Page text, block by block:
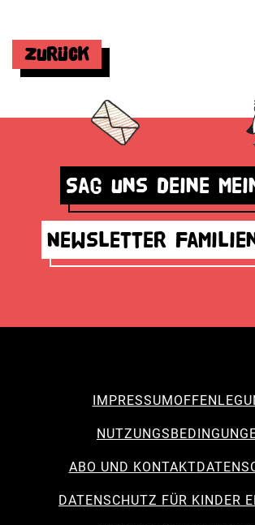
Zurück
Sag uns deine
Newsletter
IMPRESSUM
ABO UND KONTAKT
DATENSCHUTZ FÜR KINDER